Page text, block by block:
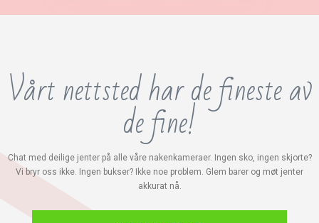
Vårt nettsted har de fineste av
de fine!
Chat med deilige jenter på alle våre nakenkameraer. Ingen sko, ingen skjorte?
Vi bryr oss ikke. Ingen bukser? Ikke noe problem. Glem barer og møt jenter
akkurat nå.